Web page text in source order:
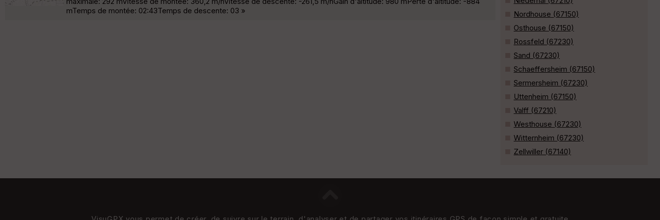
mTemps de montée: 02:43Temps de descente: 03 »
Nordhouse (67150)
Osthouse (67150)
Rossfeld (67230)
Sand (67230)
Schaeffersheim (67150)
Sermersheim (67230)
Uttenheim (67150)
Valff (67210)
Westhouse (67230)
Witternheim (67230)
Zellwiller (67140)